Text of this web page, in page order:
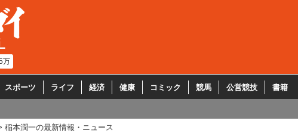
万
スポーツ ライフ 経済 健康 コミック 競馬 公営競技 書籍
稲本潤一の最新情報・ニュース